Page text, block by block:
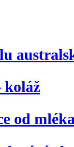
koláž
od